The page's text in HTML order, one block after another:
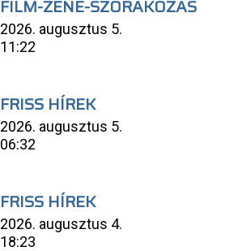
FILM-ZENE-SZÓRAKOZÁS
2026. augusztus 5.
11:22
FRISS HÍREK
2026. augusztus 5.
06:32
FRISS HÍREK
2026. augusztus 4.
18:23